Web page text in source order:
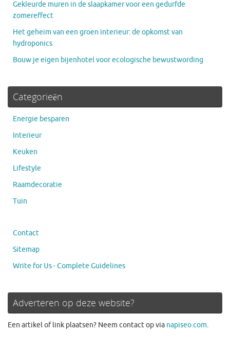
Gekleurde muren in de slaapkamer voor een gedurfde
zomereffect
Het geheim van een groen interieur: de opkomst van
hydroponics
Bouw je eigen bijenhotel voor ecologische bewustwording
Categorieën
Energie besparen
Interieur
Keuken
Lifestyle
Raamdecoratie
Tuin
Contact
Sitemap
Write for Us - Complete Guidelines
Adverteren op deze website?
Een artikel of link plaatsen? Neem contact op via napiseo.com.